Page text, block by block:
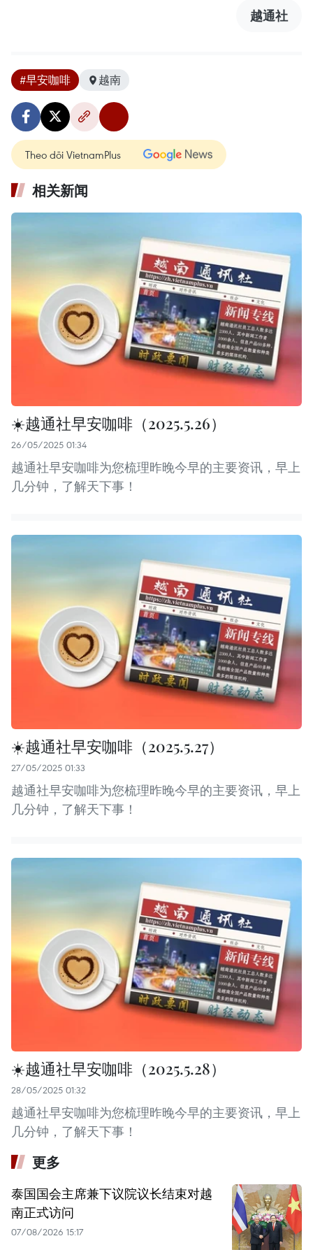
越通社
#早安咖啡 越南
Theo dõi VietnamPlus
相关新闻
☀️越通社早安咖啡（2025.5.26）
26/05/2025 01:34
越通社早安咖啡为您梳理昨晚今早的主要资讯，早上
几分钟，了解天下事！
☀️越通社早安咖啡（2025.5.27）
27/05/2025 01:33
越通社早安咖啡为您梳理昨晚今早的主要资讯，早上
几分钟，了解天下事！
☀️越通社早安咖啡（2025.5.28）
28/05/2025 01:32
越通社早安咖啡为您梳理昨晚今早的主要资讯，早上
几分钟，了解天下事！
更多
泰国国会主席兼下议院议长结束对越
南正式访问
07/08/2026 15:17